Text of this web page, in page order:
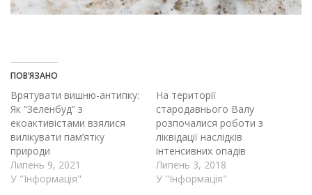
ПОВ’ЯЗАНО
Врятувати вишню-антипку:
Як “Зеленбуд” з
екоактивістами взялися
вилікувати пам’ятку
природи
Липень 9, 2021
У "Інформація"
На території
стародавнього Валу
розпочалися роботи з
ліквідації наслідків
інтенсивних опадів
Липень 3, 2018
У "Інформація"